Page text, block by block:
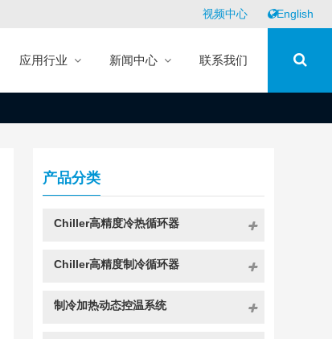
视频中心 English
应用行业 新闻中心 联系我们
产品分类
Chiller高精度冷热循环器
Chiller高精度制冷循环器
制冷加热动态控温系统